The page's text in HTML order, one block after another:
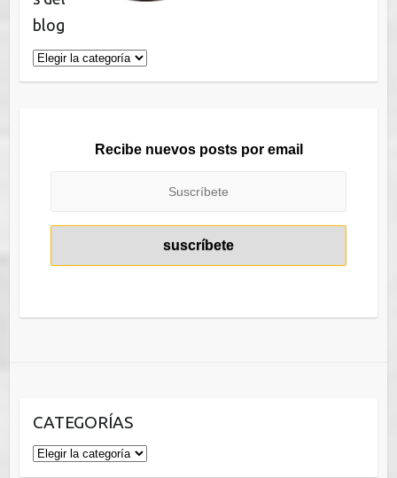
blog
Categorías
del
Recibe nuevos posts por email
CATEGORÍAS
Categorías